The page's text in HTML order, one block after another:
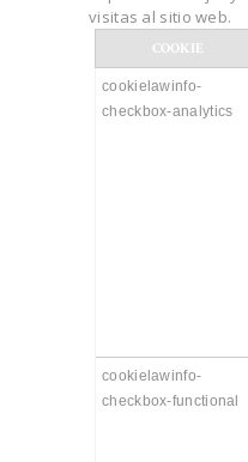
visitas al sitio web.
COOKIE
cookielawinfo-
checkbox-analytics
cookielawinfo-
checkbox-functional